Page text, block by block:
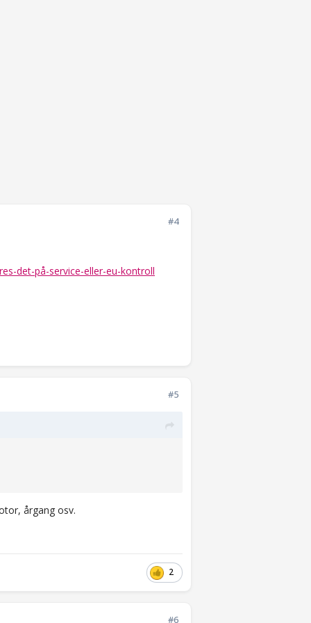
#4
det-på-service-eller-eu-kontroll
#5
årgang osv.
2
#6